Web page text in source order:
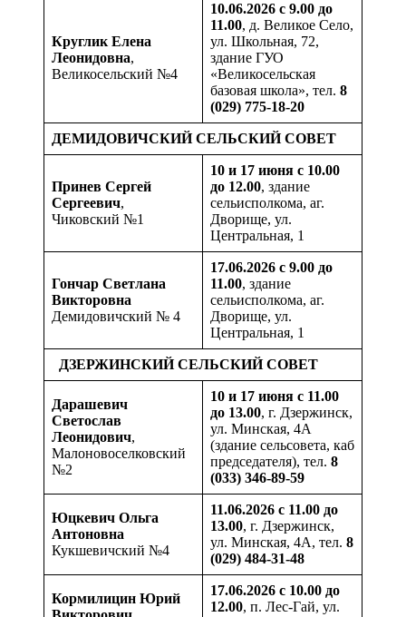
Круглик Елена
Леонидовна,
Великосельский №4
10.06.2026 с 9.00 до
11.00, д. Великое Село,
ул. Школьная, 72,
здание ГУО
«Великосельская
базовая школа», тел. 8
(029) 775-18-20
ДЕМИДОВИЧСКИЙ СЕЛЬСКИЙ СОВЕТ
Принев Сергей
Сергеевич,
Чиковский №1
10 и 17 июня с 10.00
до 12.00, здание
сельисполкома, аг.
Дворище, ул.
Центральная, 1
Гончар Светлана
Викторовна
Демидовичский № 4
17.06.2026 с 9.00 до
11.00, здание
сельисполкома, аг.
Дворище, ул.
Центральная, 1
ДЗЕРЖИНСКИЙ СЕЛЬСКИЙ СОВЕТ
Дарашевич
Светослав
Леонидович,
Малоновоселковский
№2
10 и 17 июня с 11.00
до 13.00, г. Дзержинск,
ул. Минская, 4А
(здание сельсовета, каб
председателя), тел. 8
(033) 346-89-59
Юцкевич Ольга
Антоновна
Кукшевичский №4
11.06.2026 с 11.00 до
13.00, г. Дзержинск,
ул. Минская, 4А, тел. 8
(029) 484-31-48
Кормилицин Юрий
17.06.2026 с 10.00 до
12.00, п. Лес-Гай, ул.